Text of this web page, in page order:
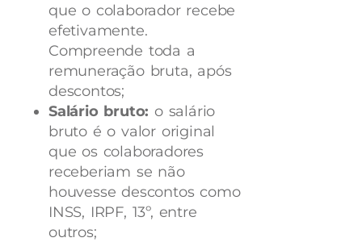
que o colaborador recebe
efetivamente.
Compreende toda a
remuneração bruta, após
descontos;
Salário bruto: o salário
bruto é o valor original
que os colaboradores
receberiam se não
houvesse descontos como
INSS, IRPF, 13º, entre
outros;